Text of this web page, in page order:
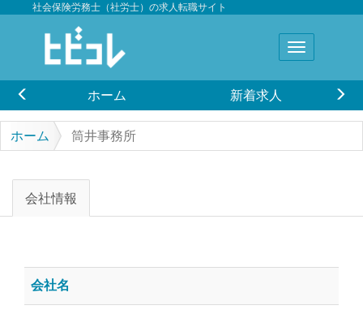
社会保険労務士（社労士）の求人転職サイト
ホーム 新着求人
ホーム 筒井事務所
会社情報
会社名